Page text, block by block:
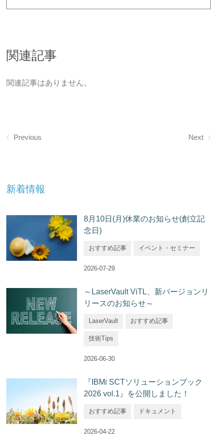
関連記事
関連記事はありません。
Previous Next
新着情報
8月10日(月)休業のお知らせ(創立記
念日)
おすすめ記事 イベント・セミナー
2026-07-29
～LaserVault ViTL、新バージョンリ
リースのお知らせ～
LaserVault おすすめ記事
技術Tips
2026-06-30
『IBMi SCTソリューションブック
2026 vol.1』を公開しました！
おすすめ記事 ドキュメント
2026-04-22